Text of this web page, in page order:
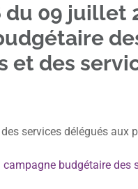
09 juillet
et des
services délégués aux
budgétaire